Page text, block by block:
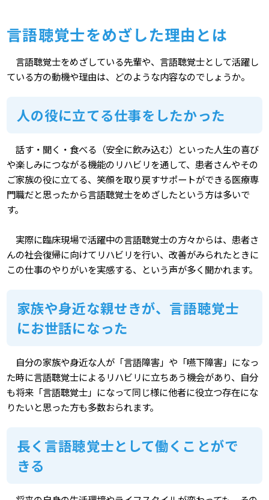
言語聴覚士をめざした理由とは
言語聴覚士をめざしている先輩や、言語聴覚士として活躍し
ている方の動機や理由は、どのような内容なのでしょうか。
人の役に立てる仕事をしたかった
話す・聞く・食べる（安全に飲み込む）といった人生の喜び
や楽しみにつながる機能のリハビリを通して、患者さんやその
ご家族の役に立てる、笑顔を取り戻すサポートができる医療専
門職だと思ったから言語聴覚士をめざしたという方は多いで
す。
実際に臨床現場で活躍中の言語聴覚士の方々からは、患者さ
んの社会復帰に向けてリハビリを行い、改善がみられたときに
この仕事のやりがいを実感する、という声が多く聞かれます。
家族や身近な親せきが、言語聴覚士
にお世話になった
自分の家族や身近な人が「言語障害」や「嚥下障害」になっ
た時に言語聴覚士によるリハビリに立ちあう機会があり、自分
も将来「言語聴覚士」になって同じ様に他者に役立つ存在にな
りたいと思った方も多数おられます。
長く言語聴覚士として働くことがで
きる